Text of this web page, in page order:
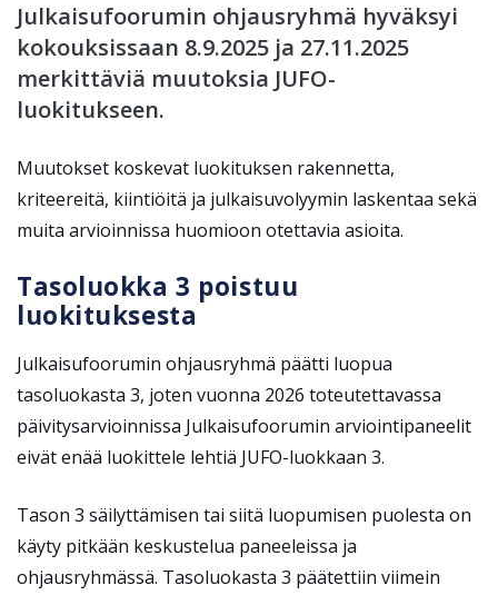
Julkaisufoorumin ohjausryhmä hyväksyi
kokouksissaan 8.9.2025 ja 27.11.2025
merkittäviä muutoksia JUFO-
luokitukseen.
Muutokset koskevat luokituksen rakennetta,
kriteereitä, kiintiöitä ja julkaisuvolyymin laskentaa sekä
muita arvioinnissa huomioon otettavia asioita.
Tasoluokka 3 poistuu
luokituksesta
Julkaisufoorumin ohjausryhmä päätti luopua
tasoluokasta 3, joten vuonna 2026 toteutettavassa
päivitysarvioinnissa Julkaisufoorumin arviointipaneelit
eivät enää luokittele lehtiä JUFO-luokkaan 3.
Tason 3 säilyttämisen tai siitä luopumisen puolesta on
käyty pitkään keskustelua paneeleissa ja
ohjausryhmässä. Tasoluokasta 3 päätettiin viimein